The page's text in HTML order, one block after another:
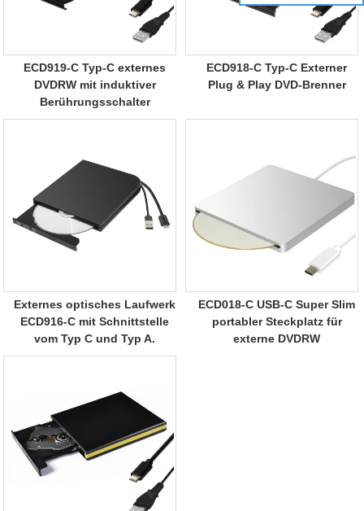
ECD919-C Typ-C externes
DVDRW mit induktiver
Berührungsschalter
ECD918-C Typ-C Externer
Plug & Play DVD-Brenner
Externes optisches Laufwerk
ECD916-C mit Schnittstelle
vom Typ C und Typ A.
ECD018-C USB-C Super Slim
portabler Steckplatz für
externe DVDRW